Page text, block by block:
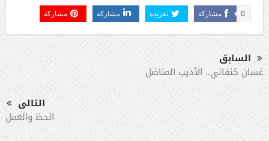
مشاركة 0 تغريدة مشاركة مشاركة
السابق
غسان كنفاني.. الأديب المناضل
التالى
الحظ والعمل